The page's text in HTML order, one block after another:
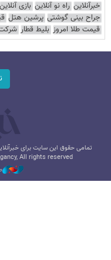
خبرآنلاین راه نو آنلاین بازی آنلاین
جراح بینی گوشتی پرشین هتل
قیمت طلا امروز بلیط قطار
تمامی حقوق این سایت برای
All rights reserved